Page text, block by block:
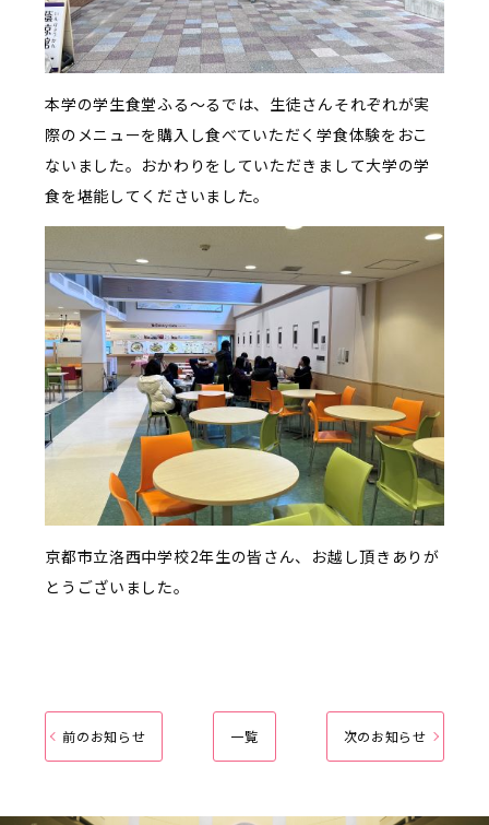
本学の学生食堂ふる～るでは、生徒さんそれぞれが実
際のメニューを購入し食べていただく学食体験をおこ
ないました。おかわりをしていただきまして大学の学
食を堪能してくださいました。
京都市立洛西中学校2年生の皆さん、お越し頂きありが
とうございました。
前のお知らせ 一覧 次のお知らせ